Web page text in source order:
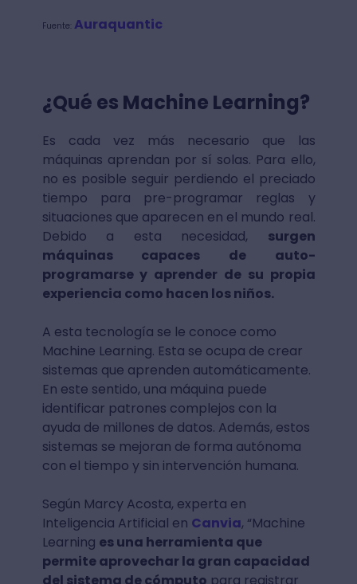
Fuente: Auraquantic
¿Qué es Machine Learning?
Es cada vez más necesario que las
máquinas aprendan por sí solas. Para ello,
no es posible seguir perdiendo el preciado
tiempo para pre-programar reglas y
situaciones que aparecen en el mundo real.
Debido a esta necesidad, surgen
máquinas capaces de auto-
programarse y aprender de su propia
experiencia como hacen los niños.
A esta tecnología se le conoce como
Machine Learning. Esta se ocupa de crear
sistemas que aprenden automáticamente.
En este sentido, una máquina puede
identificar patrones complejos con la
ayuda de millones de datos. Además, estos
sistemas se mejoran de forma autónoma
con el tiempo y sin intervención humana.
Según Marcy Acosta, experta en
Inteligencia Artificial en Canvia, “Machine
Learning es una herramienta que
permite aprovechar la gran capacidad